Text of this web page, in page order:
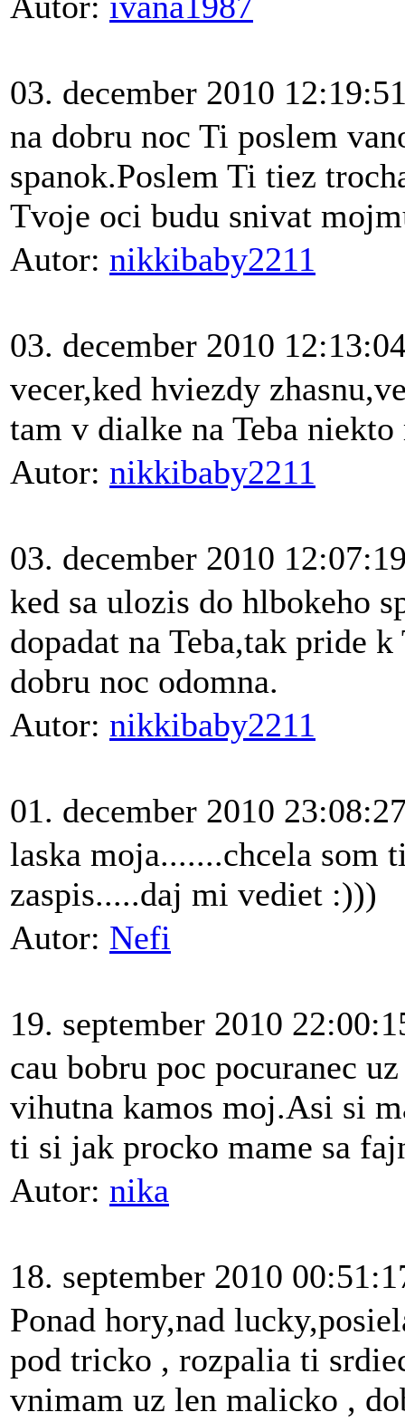
03. december 2010
na dobru noc Ti poslem
spanok.Poslem Ti tiez
Tvoje oci budu snivat
Autor: nikkibaby2211
03. december 2010
vecer,ked hviezdy
tam v dialke na Teba
Autor: nikkibaby2211
03. december 2010
ked sa ulozis do hlbokeho
dopadat na Teba,tak pride
dobru noc odomna.
Autor: nikkibaby2211
01. december 2010
laska moja.......chcela som
zaspis.....daj mi vediet :)))
Autor: Nefi
19. september 2010
cau bobru poc pocuranec
vihutna kamos moj.Asi si
ti si jak procko mame sa
Autor: nika
18. september 2010
Ponad hory,nad
pod tricko , rozpalia ti
vnimam uz len malicko ,